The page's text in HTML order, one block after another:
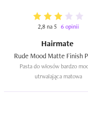
2,8 na 5 6 opinii
Hairmate
Pasta do włosów bardzo
utrwalająca matowa